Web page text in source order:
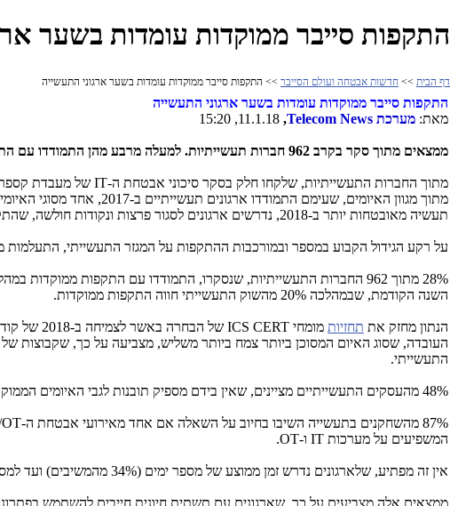
התקפות סייבר ממוקדות עומדות בשער
דף הבית >> חדשות אבטחה ועולם הסייבר >> התקפות סייבר ממוקדות עומדות בשער ארגוני התעשייה
התקפות סייבר ממוקדות עומדות בשער ארגוני התעשייה
מאת: מערכת Telecom News
,
11.1.18, 15:20
ממצאים מתוך סקר בקרב 962 חברות תעשייתיות. למעלה מרבע מהן התמודדו עם התקפות סייבר בשנה החולפת.
מתוך החברות התעשייתיות, שלקחו חלק בסקר סיכוני אבטחת ה-IT
מתוך מגוון האיומים, שעימם
תעשיה מאובטחות יותר ב-2018, נדרשים ארגונים לסגור פרצות ונקודות חולשה, שהתקפות אלו מנצלות.
על רקע הגידול הקבוע במספר ובמורכבות ההתקפות על המגזר התעשייתי, התעלמות
השנה הקודמת, שבמהלכה 20% מהשוק התעשייתי חווה התקפות ממוקדות.
הנתון מחזק את תחזיות מומחי ICS CERT
של הבחרה
העובדה, שסוג האיום המסוכן ביותר צמח ביותר משליש, מצביעה על כך, שקבוצות
התעשייתי.
48% מהעסקים התעשייתיים מציינים, שאין בידם מספיק תובנות לגבי האיומים הממוקדים בתחום הפעילות שלהם.
87% מהשחקנים בתעשייה השיבו בחיוב על השאלה אם אחד מאירועי אבטחת ה-
המשפיעים על מערכות IT ו-OT
.
אין זה מפתיע, שלארגונים נדרש זמן ממוצע של מספר ימים (34% מהמשיבים) ועד למספר שבועות (20%) כדי לזהות אירוע אבטחה.
ממצאים אלה מצביעים על כך, שארגונים עם תשתית חיונית חייבים להשתמש